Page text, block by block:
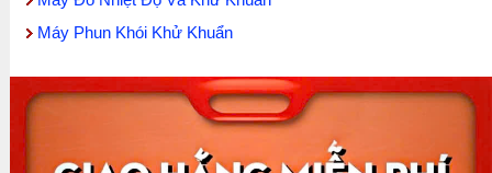
Máy Phun Khói Khử Khuẩn